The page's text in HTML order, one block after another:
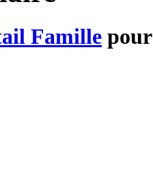
Famille